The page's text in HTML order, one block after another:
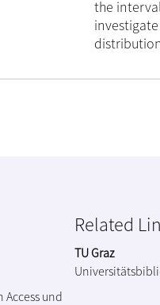
the
und
Related
TU Graz